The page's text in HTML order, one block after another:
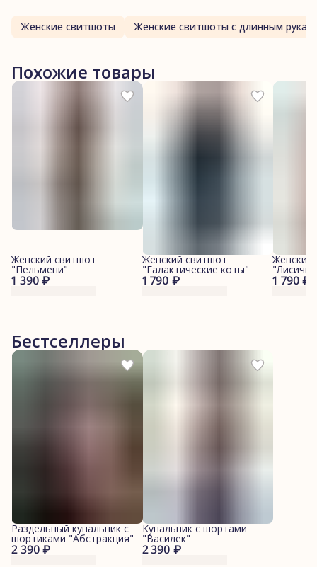
Женские свитшоты Женские свитшоты с длинным
Похожие товары
1 390 ₽
Женский свитшот
"Пельмени"
1 790 ₽
Женский свитшот
"Галактические коты"
1 790 ₽
Женский
Бестселлеры
2 390 ₽
Раздельный купальник с
шортиками "Абстракция"
2 390 ₽
Купальник с шортами
"Василек"